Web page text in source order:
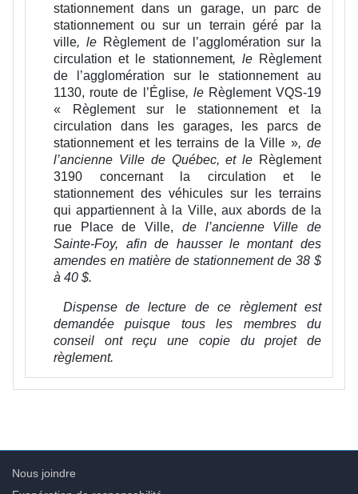
stationnement dans un garage, un parc de
stationnement ou sur un terrain géré par la
ville, le Règlement de l’agglomération sur la
circulation et le stationnement, le Règlement
de l’agglomération sur le stationnement au
1130, route de l’Église, le Règlement VQS-19
« Règlement sur le stationnement et la
circulation dans les garages, les parcs de
stationnement et les terrains de la Ville », de
l’ancienne Ville de Québec, et le Règlement
3190 concernant la circulation et le
stationnement des véhicules sur les terrains
qui appartiennent à la Ville, aux abords de la
rue Place de Ville, de l’ancienne Ville de
Sainte-Foy, afin de hausser le montant des
amendes en matière de stationnement de 38 $
à 40 $.
Dispense de lecture de ce règlement est
demandée puisque tous les membres du
conseil ont reçu une copie du projet de
règlement.
Nous joindre